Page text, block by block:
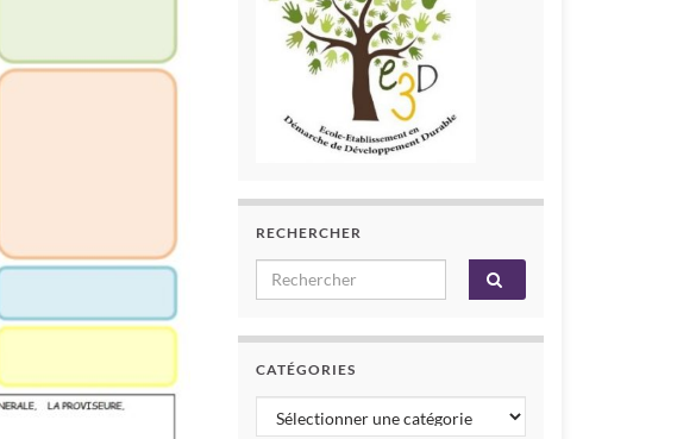
RECHERCHER
CATÉGORIES